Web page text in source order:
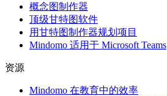
概念图制作器
顶级甘特图软件
用甘特图制作器规划项目
Mindomo 适用于 Microsoft Teams
资源
Mindomo 在教育中的效率